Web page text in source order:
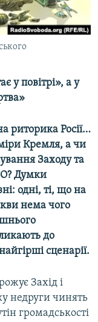
у повітрі», а у
риторика Росії…
Кремля, а чи
Заходу та
Думки
одні, ті, що на
нема чого
до
сценарії.
Захід і
недруги чинять
громадськості